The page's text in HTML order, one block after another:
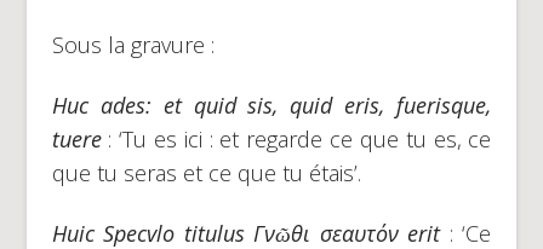
Sous la gravure :
Huc ades: et quid sis, quid eris, fuerisque,
tuere : ‘Tu es ici : et regarde ce que tu es, ce
que tu seras et ce que tu étais’.
Huic Specvlo titulus Γνῶθι σεαυτόν erit: ‘Ce